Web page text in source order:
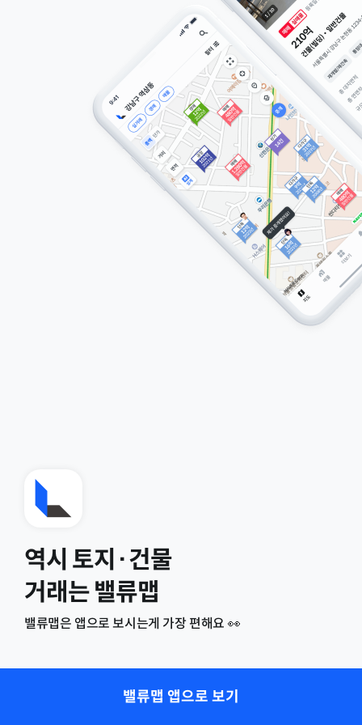
역시 토지·건물
거래는 밸류맵
밸류맵은 앱으로 보시는게 가장 편해요 👀
밸류맵 앱으로 보기